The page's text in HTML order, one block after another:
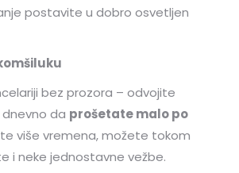
postavite u dobro osvetljen
bez prozora – odvojite
da prošetate malo po
više vremena, možete tokom
i neke jednostavne vežbe.